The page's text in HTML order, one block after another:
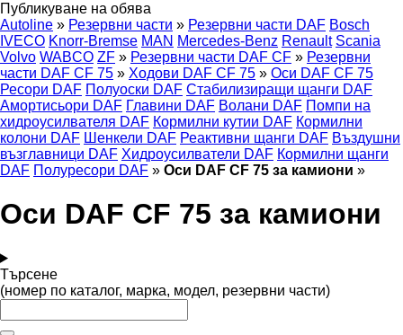
Публикуване на обява
Autoline » Резервни части » Резервни части DAF Bosch
IVECO Knorr-Bremse MAN Mercedes-Benz Renault Scania
Volvo WABCO ZF » Резервни части DAF CF » Резервни
части DAF CF 75 » Ходови DAF CF 75 » Оси DAF CF 75
Ресори DAF Полуоски DAF Стабилизиращи щанги DAF
Амортисьори DAF Главини DAF Волани DAF Помпи на
хидроусилвателя DAF Кормилни кутии DAF Кормилни
колони DAF Шенкели DAF Реактивни щанги DAF Въздушни
възглавници DAF Хидроусилватели DAF Кормилни щанги
DAF Полуресори DAF » Оси DAF CF 75 за камиони »
Оси DAF CF 75 за камиони
Търсене
(номер по каталог, марка, модел, резервни части)